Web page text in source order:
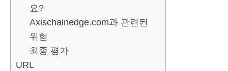
요?
Axischainedge.com과 관련된
위험
최종 평가
URL